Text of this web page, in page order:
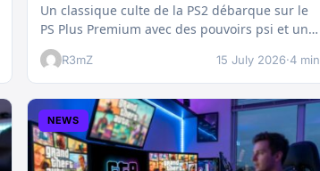
Un classique culte de la PS2 débarque sur le
PS Plus Premium avec des pouvoirs psi et une
technique boostée.…
R3mZ 15 July 2026·4 min
NEWS